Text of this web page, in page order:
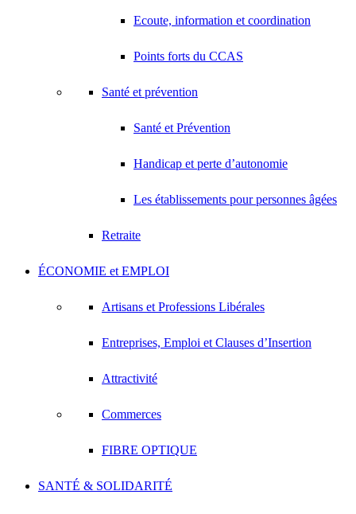
Ecoute, information et coordination
Points forts du CCAS
Santé et prévention
Santé et Prévention
Handicap et perte d’autonomie
Les établissements pour personnes âgées
Retraite
ÉCONOMIE et EMPLOI
Artisans et Professions Libérales
Entreprises, Emploi et Clauses d’Insertion
Attractivité
Commerces
FIBRE OPTIQUE
SANTÉ & SOLIDARITÉ